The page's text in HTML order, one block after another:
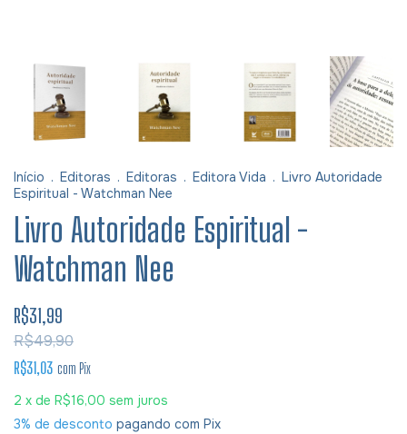
Início . Editoras . Editoras . Editora Vida . Livro Autoridade
Espiritual - Watchman Nee
Livro Autoridade Espiritual -
Watchman Nee
R$31,99
R$49,90
R$31,03 com Pix
2 x de R$16,00 sem juros
3% de desconto pagando com Pix